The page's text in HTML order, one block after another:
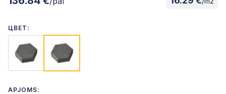
ЦВЕТ:
APJOMS: